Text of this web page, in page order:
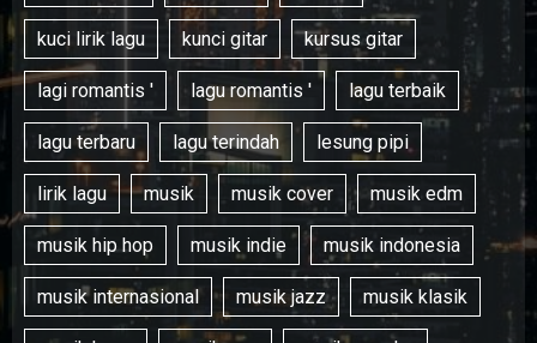
kuci lirik lagu kunci gitar kursus gitar
lagi romantis ' lagu romantis ' lagu terbaik
lagu terbaru lagu terindah lesung pipi
lirik lagu musik musik cover musik edm
musik hip hop musik indie musik indonesia
musik internasional musik jazz musik klasik